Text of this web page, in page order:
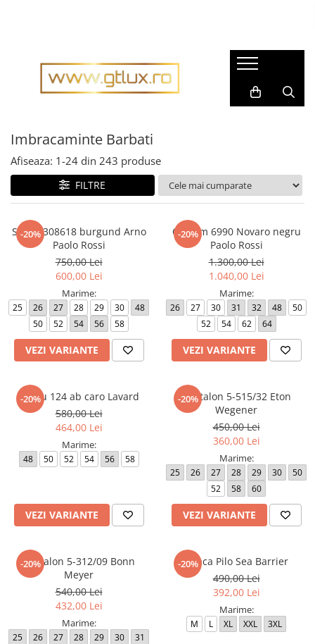
Rochii dama
Rochii matase naturala
Rochii casual
Pantaloni dama
Fuste dama
Sacouri dama
Compleuri dama
Imbracaminte sport dama
Tricouri dama
Geci si Scurte
Paltoane
Pardesie
Tricotaje dama
Accesorii dama
Genti dama
Trench
Salopete dama
Hanorace
Pijamale barbati
Accesorii barbati
Fulare barbati
Tricouri barbati
Tricotaje
Imbracaminte sport barbati
Costume barbati
Cravate
Camasi barbati
Sacouri barbati
Scurte, Paltoane barbati
Pantaloni barbati
Imbracaminte Barbati
Afiseaza: 1-24 din 243 produse
FILTRE
-20%
Sacou 308618 burgund Arno
Paolo Rossi
750,00 Lei
600,00 Lei
Marime:
25 26 27 28 29 30
48
50
52 54 56 58
VEZI VARIANTE
-20%
Costum 6990 Novaro negru
Paolo Rossi
1.300,00 Lei
1.040,00 Lei
Marime:
26 27 30 31 32 48
50
52
54 62 64
VEZI VARIANTE
-20%
Sacou 124 ab caro Lavard
580,00 Lei
464,00 Lei
Marime:
48 50 52 54 56 58
VEZI VARIANTE
-20%
Pantalon 5-515/32 Eton
Wegener
450,00 Lei
360,00 Lei
Marime:
25 26 27 28 29 30
50
52
58 60
VEZI VARIANTE
-20%
Pantalon 5-312/09 Bonn
Meyer
540,00 Lei
432,00 Lei
Marime:
25 26 27 28 29 30
31
-20%
Geaca Pilo Sea Barrier
490,00 Lei
392,00 Lei
Marime:
M L XL XXL 3XL